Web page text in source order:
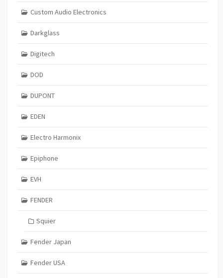
Custom Audio Electronics
Darkglass
Digitech
DOD
DUPONT
EDEN
Electro Harmonix
Epiphone
EVH
FENDER
Squier
Fender Japan
Fender USA